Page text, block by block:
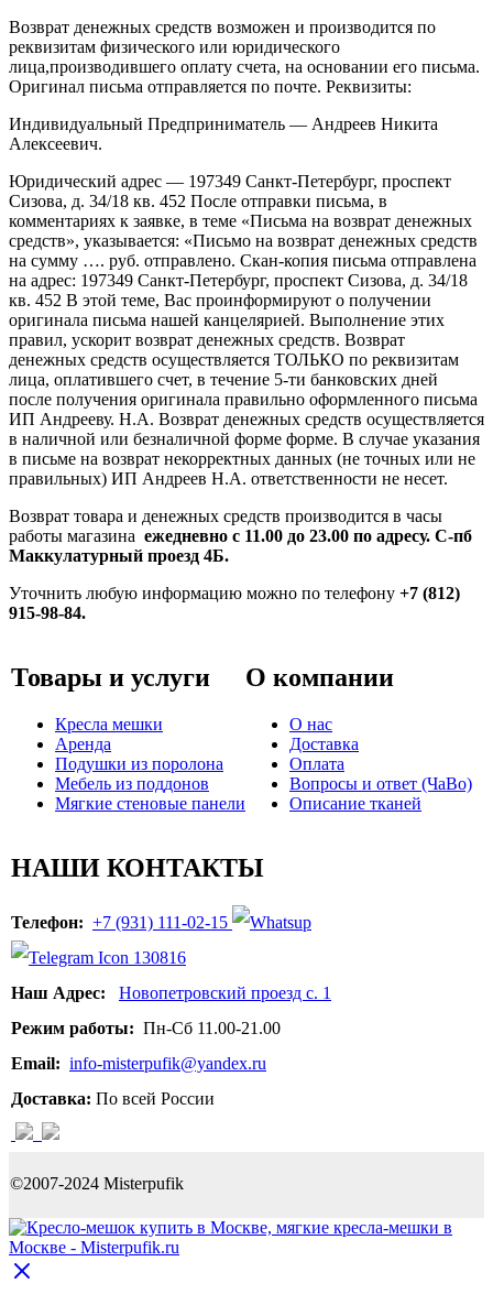
Возврат денежных средств возможен и производится по
реквизитам физического или юридического
лица,производившего оплату счета, на основании его письма.
Оригинал письма отправляется по почте. Реквизиты:
Индивидуальный Предприниматель — Андреев Никита
Алексеевич.
Юридический адрес — 197349 Санкт-Петербург, проспект
Сизова, д. 34/18 кв. 452 После отправки письма, в
комментариях к заявке, в теме «Письма на возврат денежных
средств», указывается: «Письмо на возврат денежных средств
на сумму …. руб. отправлено. Скан-копия письма отправлена
на адрес: 197349 Санкт-Петербург, проспект Сизова, д. 34/18
кв. 452 В этой теме, Вас проинформируют о получении
оригинала письма нашей канцелярией. Выполнение этих
правил, ускорит возврат денежных средств. Возврат
денежных средств осуществляется ТОЛЬКО по реквизитам
лица, оплатившего счет, в течение 5-ти банковских дней
после получения оригинала правильно оформленного письма
ИП Андрееву. Н.А. Возврат денежных средств осуществляется
в наличной или безналичной форме форме. В случае указания
в письме на возврат некорректных данных (не точных или не
правильных) ИП Андреев Н.А. ответственности не несет.
Возврат товара и денежных средств производится в часы
работы магазина ежедневно с 11.00 до 23.00 по адресу. С-пб
Маккулатурный проезд 4Б.
Уточнить любую информацию можно по телефону +7 (812)
915-98-84.
Товары и услуги
Кресла мешки
Аренда
Подушки из поролона
Мебель из поддонов
Мягкие стеновые панели
О компании
О нас
Доставка
Оплата
Вопросы и ответ (ЧаВо)
Описание тканей
НАШИ КОНТАКТЫ
Телефон: +7 (931) 111-02-15
Наш Адрес: Новопетровский проезд с. 1
Режим работы: Пн-Сб 11.00-21.00
Email: info-misterpufik@yandex.ru
Доставка: По всей России
©2007-2024 Misterpufik